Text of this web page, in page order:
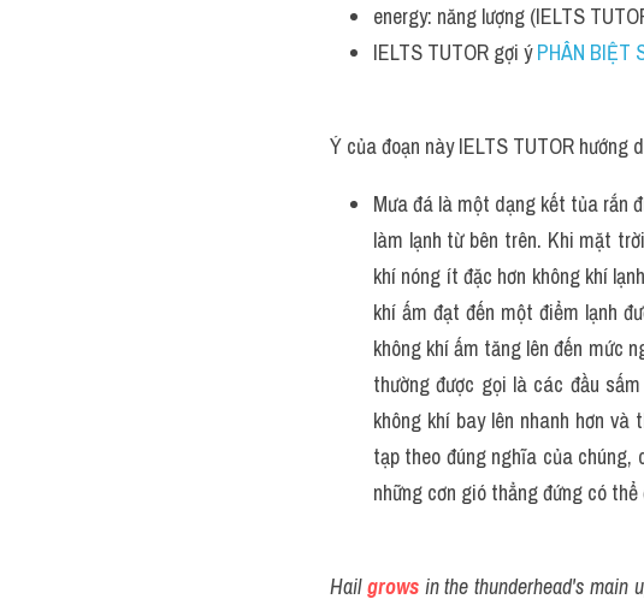
energy: năng lượng (IELTS
IELTS TUTOR gợi ý PHÂN BIỆT
Ý của đoạn này IELTS TUTOR hướng
Mưa đá là một dạng kết tủa rắn
làm lạnh từ bên trên. Khi mặt
khí nóng ít đặc hơn không khí
khí ấm đạt đến một điểm lạnh
không khí ấm tăng lên đến mức
thường được gọi là các đầu
không khí bay lên nhanh hơn
tạp theo đúng nghĩa của chúng,
những cơn gió thẳng đứng có
Hail grows in the thunderhead's main